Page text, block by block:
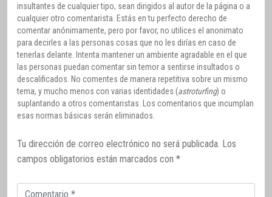
insultantes de cualquier tipo, sean dirigidos al autor de la página o a
cualquier otro comentarista. Estás en tu perfecto derecho de
comentar anónimamente, pero por favor, no utilices el anonimato
para decirles a las personas cosas que no les dirías en caso de
tenerlas delante. Intenta mantener un ambiente agradable en el que
las personas puedan comentar sin temor a sentirse insultados o
descalificados. No comentes de manera repetitiva sobre un mismo
tema, y mucho menos con varias identidades (astroturfing) o
suplantando a otros comentaristas. Los comentarios que incumplan
esas normas básicas serán eliminados.
Tu dirección de correo electrónico no será publicada. Los
campos obligatorios están marcados con *
Comentario